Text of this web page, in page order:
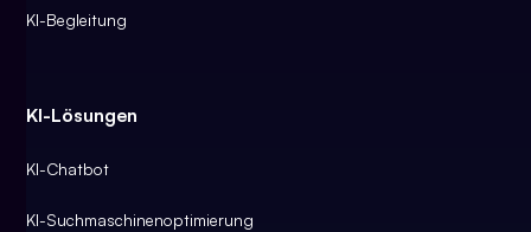
KI-Begleitung
KI-Lösungen
KI-Chatbot
KI-Suchmaschinenoptimierung